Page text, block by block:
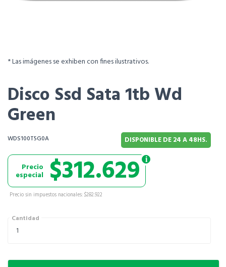
* Las imágenes se exhiben con fines ilustrativos.
Disco Ssd Sata 1tb Wd
Green
WDS100T5G0A DISPONIBLE DE 24 A 48HS.
$312.629
Precio
especial
Precio sin impuestos nacionales: $282.922
Cantidad